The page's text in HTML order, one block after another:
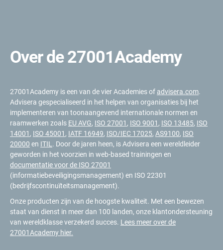
Over de 27001Academy
27001Academy is een van de vier Academies of advisera.com.
Advisera gespecialiseerd in het helpen van organisaties bij het
implementeren van toonaangevend internationale normen en
raamwerken zoals EU AVG, ISO 27001 , ISO 9001 , ISO 13485, ISO
14001 , ISO 45001 , IATF 16949, ISO/IEC 17025, AS9100, ISO
20000 en ITIL. Door de jaren heen, is Advisera een wereldleider
geworden in het voorzien in web-based trainingen en
documentatie voor de ISO 27001
(informatiebeveiligingsmanagement) en ISO 22301
(bedrijfscontinuïteitsmanagement).
Onze producten zijn van de hoogste kwaliteit. Met een bewezen
staat van dienst in meer dan 100 landen, onze klantondersteuning
van wereldklasse verzekerd succes. Lees meer over de
27001Academy hier.